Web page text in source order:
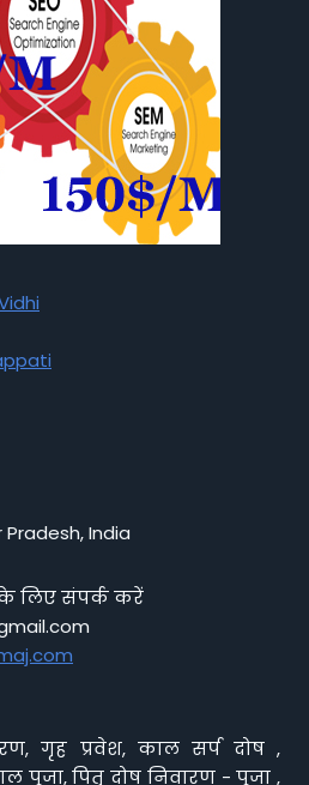
India
के लिए संपर्क करें
गृह प्रवेश, काल सर्प दोष ,
पूजा, पितृ दोष निवारण - पूजा ,